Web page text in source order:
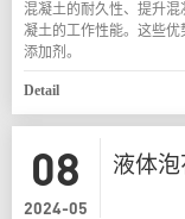
混凝土的耐久性、提升
凝土的工作性能。这些
添加剂。
Detail
08
2024-05
液体